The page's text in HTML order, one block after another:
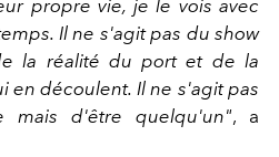
propre vie, je le vois avec
Il ne s'agit pas du show
la réalité du port et de la
en découlent. Il ne s'agit pas
mais d'être quelqu'un", a